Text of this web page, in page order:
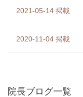
2021-05-14
2020-11-04
院長ブログ一覧